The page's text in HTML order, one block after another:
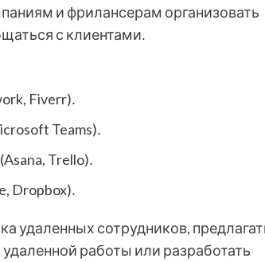
и фрилансерам организовать
с клиентами․
Fiverr)․
Teams)․
Trello)․
Dropbox)․
удаленных сотрудников,
работы или разработать